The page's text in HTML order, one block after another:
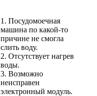
1. Посудомоечная
машина по какой-то
причине не смогла
слить воду.
2. Отсутствует нагрев
воды.
3. Возможно
неисправен
электронный модуль.